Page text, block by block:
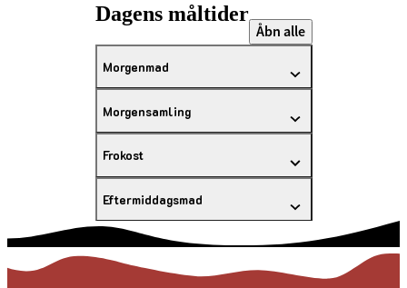
Dagens måltider
Åbn alle
Morgenmad
Morgensamling
Frokost
Eftermiddagsmad